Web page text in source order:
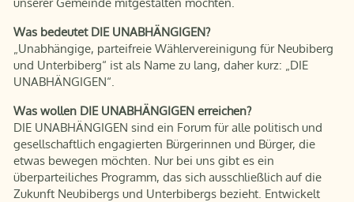
Was bedeutet DIE UNABHÄNGIGEN?
„Unabhängige, parteifreie Wählervereinigung für Neubiberg
und Unterbiberg“ ist als Name zu lang, daher kurz: „DIE
UNABHÄNGIGEN“.
Was wollen DIE UNABHÄNGIGEN erreichen?
DIE UNABHÄNGIGEN sind ein Forum für alle politisch und
gesellschaftlich engagierten Bürgerinnen und Bürger, die
etwas bewegen möchten. Nur bei uns gibt es ein
überparteiliches Programm, das sich ausschließlich auf die
Zukunft Neubibergs und Unterbibergs bezieht. Entwickelt